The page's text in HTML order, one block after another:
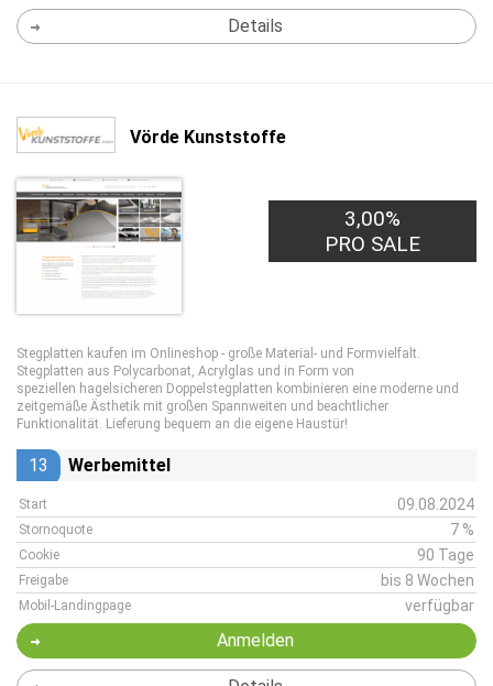
Details
Vörde Kunststoffe
3,00%
PRO SALE
Stegplatten kaufen im Onlineshop - große Material- und Formvielfalt.
Stegplatten aus Polycarbonat, Acrylglas und in Form von
speziellen hagelsicheren Doppelstegplatten kombinieren eine moderne und
zeitgemäße Ästhetik mit großen Spannweiten und beachtlicher
Funktionalität. Lieferung bequem an die eigene Haustür!
13 Werbemittel
Start 09.08.2024
Stornoquote 7 %
Cookie 90 Tage
Freigabe bis 8 Wochen
Mobil-Landingpage verfügbar
Anmelden